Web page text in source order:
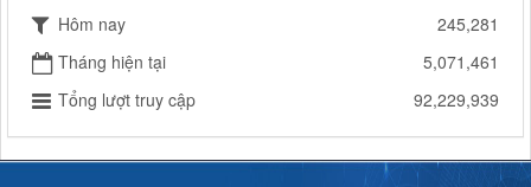
Hôm nay
245,281
Tháng hiện tại
5,071,461
Tổng lượt truy cập
92,229,939